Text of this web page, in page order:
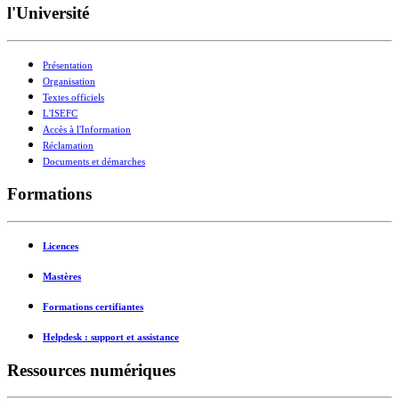
l'Université
Présentation
Organisation
Textes officiels
L'ISEFC
Accès à l'Information
Réclamation
Documents et démarches
Formations
Licences
Mastères
Formations certifiantes
Helpdesk : support et assistance
Ressources numériques